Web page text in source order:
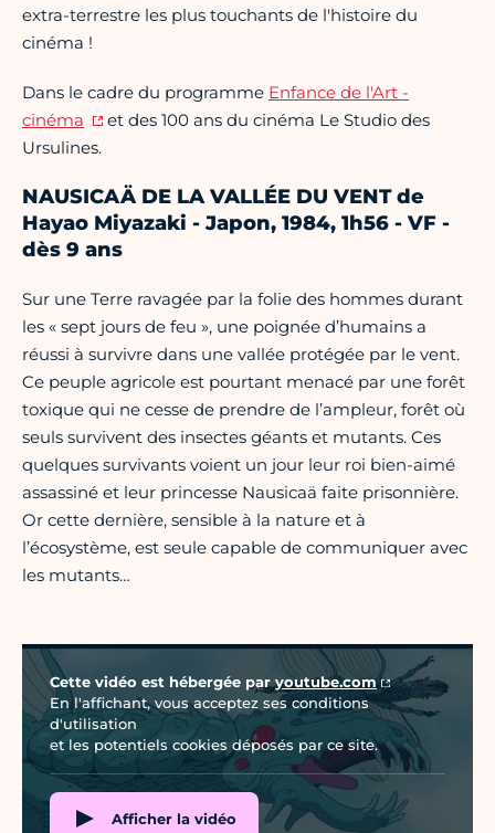
extra-terrestre les plus touchants de l'histoire du
cinéma !
Dans le cadre du programme Enfance de l'Art -
cinéma
et des 100 ans du cinéma Le Studio des
Ursulines.
NAUSICAÄ DE LA VALLÉE DU VENT de
Hayao Miyazaki - Japon, 1984, 1h56 - VF -
dès 9 ans
Sur une Terre ravagée par la folie des hommes durant
les « sept jours de feu », une poignée d’humains a
réussi à survivre dans une vallée protégée par le vent.
Ce peuple agricole est pourtant menacé par une forêt
toxique qui ne cesse de prendre de l’ampleur, forêt où
seuls survivent des insectes géants et mutants. Ces
quelques survivants voient un jour leur roi bien-aimé
assassiné et leur princesse Nausicaä faite prisonnière.
Or cette dernière, sensible à la nature et à
l’écosystème, est seule capable de communiquer avec
les mutants…
Vidéo Youtube
Cette vidéo est hébergée paryoutube.com
En l'affichant, vous acceptez ses conditions
d'utilisation
et les potentiels cookies déposés par ce site.
Afficher la vidéo